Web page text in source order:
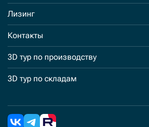
Лизинг
Контакты
3D тур по производству
3D тур по складам